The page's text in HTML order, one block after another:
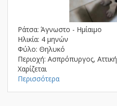
Ράτσα: Άγνωστο - Ημίαιμο
Ηλικία: 4 μηνών
Φύλο: Θηλυκό
Περιοχή: Ασπρόπυργος, Αττική
Χαρίζεται
Περισσότερα